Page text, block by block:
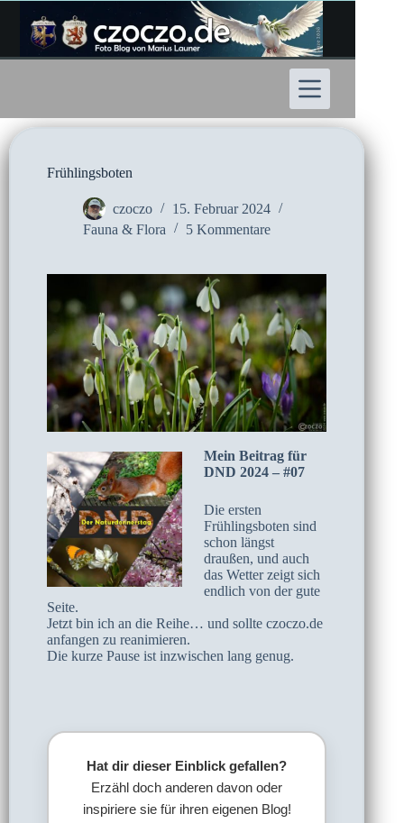
Inhalt
springen
Frühlingsboten
czoczo
15. Februar 2024
Fauna & Flora
5 Kommentare
Mein Beitrag für
DND 2024 – #07
Die ersten
Frühlingsboten sind
schon längst
draußen, und auch
das Wetter zeigt sich
endlich von der gute
Seite.
Jetzt bin ich an die Reihe… und sollte czoczo.de
anfangen zu reanimieren.
Die kurze Pause ist inzwischen lang genug.
Hat dir dieser Einblick gefallen?
Erzähl doch anderen davon oder
inspiriere sie für ihren eigenen Blog!